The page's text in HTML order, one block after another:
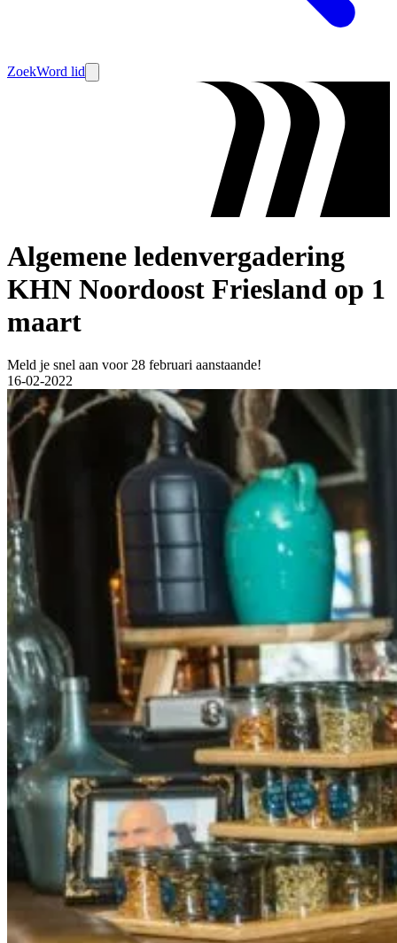
ZoekWord lid
Algemene ledenvergadering
KHN Noordoost Friesland op 1
maart
Meld je snel aan voor 28 februari aanstaande!
16-02-2022